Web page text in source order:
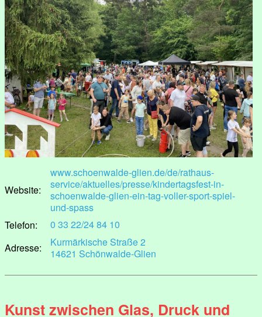
Website:
www.schoenwalde-glien.de/de/rathaus-
service/aktuelles/presse/kindertagsfest-in-
schoenwalde-glien-ein-tag-voller-sport-spiel-
und-spass
Telefon:
0 33 22/24 84 10
Adresse:
Kurmärkische Straße 2
14621 Schönwalde-Glien
Kunst zwischen Glas, Druck und